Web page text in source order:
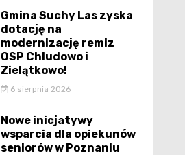
Gmina Suchy Las zyska
dotację na
modernizację remiz
OSP Chludowo i
Zielątkowo!
6 sierpnia 2026
Nowe inicjatywy
wsparcia dla opiekunów
seniorów w Poznaniu